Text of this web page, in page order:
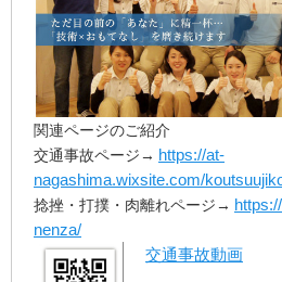
関連ページのご紹介
交通事故ページ→ https://at-
nagashima.wixsite.com/
捻挫・打撲・肉離れページ→
nenza/
交通事故動画